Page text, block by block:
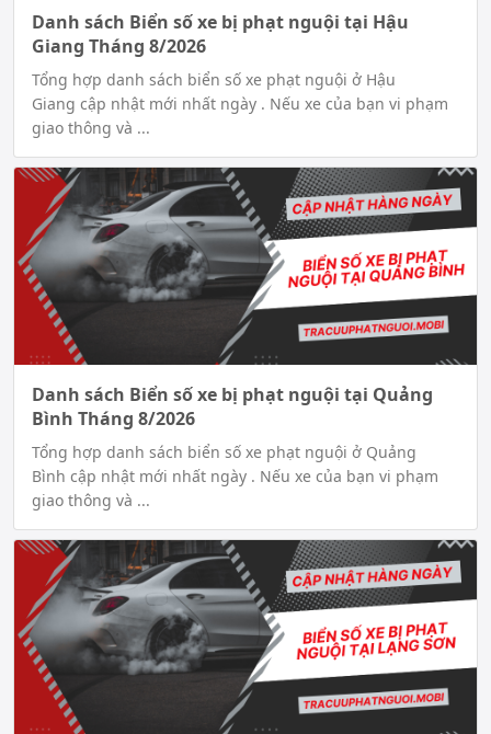
Danh sách Biển số xe bị phạt nguội tại Hậu
Giang Tháng 8/2026
Tổng hợp danh sách biển số xe phạt nguội ở Hậu
Giang cập nhật mới nhất ngày . Nếu xe của bạn vi phạm
giao thông và ...
Danh sách Biển số xe bị phạt nguội tại Quảng
Bình Tháng 8/2026
Tổng hợp danh sách biển số xe phạt nguội ở Quảng
Bình cập nhật mới nhất ngày . Nếu xe của bạn vi phạm
giao thông và ...